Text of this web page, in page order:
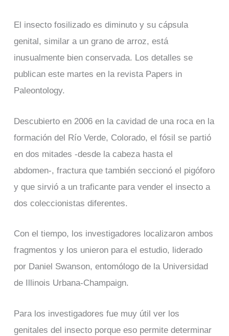
El insecto fosilizado es diminuto y su cápsula
genital, similar a un grano de arroz, está
inusualmente bien conservada. Los detalles se
publican este martes en la revista Papers in
Paleontology.
Descubierto en 2006 en la cavidad de una roca en la
formación del Río Verde, Colorado, el fósil se partió
en dos mitades -desde la cabeza hasta el
abdomen-, fractura que también seccionó el pigóforo
y que sirvió a un traficante para vender el insecto a
dos coleccionistas diferentes.
Con el tiempo, los investigadores localizaron ambos
fragmentos y los unieron para el estudio, liderado
por Daniel Swanson, entomólogo de la Universidad
de Illinois Urbana-Champaign.
Para los investigadores fue muy útil ver los
genitales del insecto porque eso permite determinar